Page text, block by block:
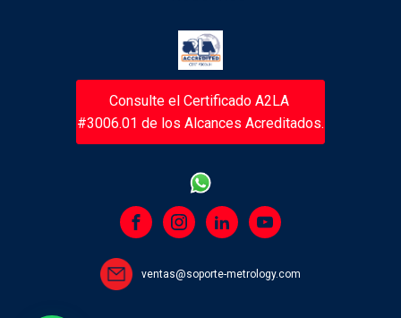
Consulte el Certificado A2LA
#3006.01 de los Alcances Acreditados.
ventas@soporte-metrology.com